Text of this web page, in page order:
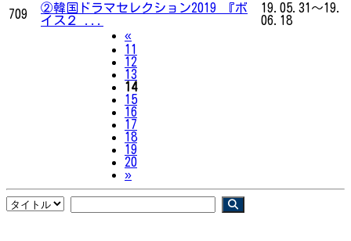
709
②韓国ドラマセレクション2019
『ボ
イス２ ...
19.05.31～19.
06.18
«Previous
11
12
13
14
15
16
17
18
19
20
»Next